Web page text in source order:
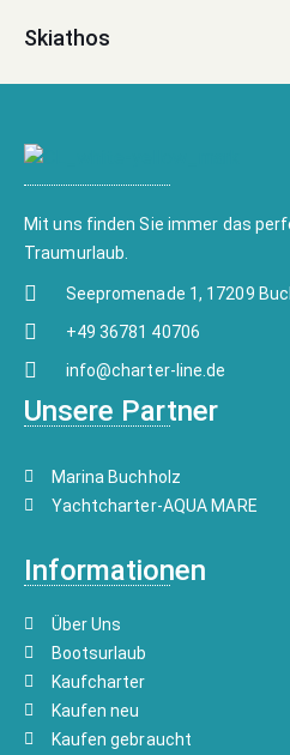
Skiathos
Mit uns finden Sie immer das
Traumurlaub.
Seepromenade 1, 17209
+49 36781 40706
info@charter-line.de
Unsere Partner
Marina Buchholz
Yachtcharter-AQUA MARE
Informationen
Über Uns
Bootsurlaub
Kaufcharter
Kaufen neu
Kaufen gebraucht